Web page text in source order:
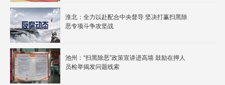
淮北：全力以赴配合中央督导 坚决打赢扫黑除
恶专项斗争攻坚战
池州：“扫黑除恶”政策宣讲进高墙 鼓励在押人
员检举揭发问题线索